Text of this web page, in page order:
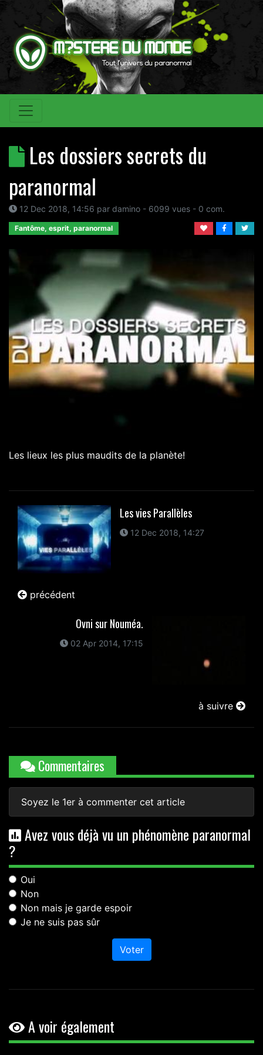
Les dossiers secrets du
paranormal
12 Dec 2018, 14:56 par damino - 6099 vues - 0 com.
Fantôme, esprit, paranormal
Les lieux les plus maudits de la planète!
Les vies Parallèles
12 Dec 2018, 14:27
précédent
Ovni sur Nouméa.
02 Apr 2014, 17:15
à suivre
Commentaires
Soyez le 1er à commenter cet article
Avez vous déjà vu un phénomène paranormal
?
Oui
Non
Non mais je garde espoir
Je ne suis pas sûr
Voter
A voir également